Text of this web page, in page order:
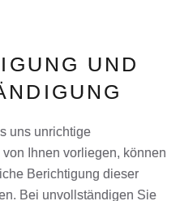
UND
uns unrichtige
Ihnen vorliegen, können
Berichtigung dieser
Bei unvollständigen Sie